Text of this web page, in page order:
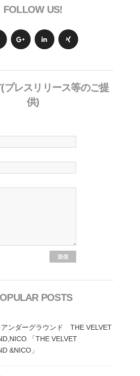
FOLLOW US!
プレスリリース等のご提
供)
POSTS
ンダーグラウンド THE VELVET
「THE VELVET
&NICO」